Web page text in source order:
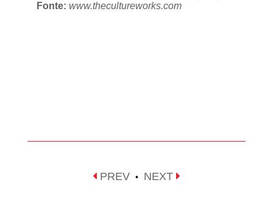
Fonte: www.thecultureworks.com
PREV • NEXT